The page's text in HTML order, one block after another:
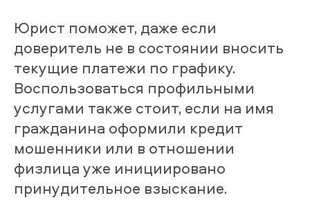
Юрист поможет, даже если
доверитель не в состоянии вносить
текущие платежи по графику.
Воспользоваться профильными
услугами также стоит, если на имя
гражданина оформили кредит
мошенники или в отношении
физлица уже инициировано
принудительное взыскание.